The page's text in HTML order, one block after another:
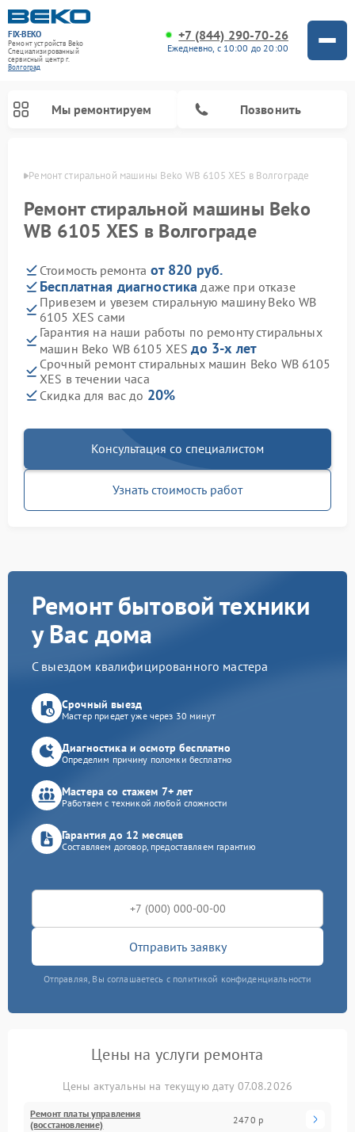
FIX-BEKO
Ремонт устройств Beko
Специализированный
cервисный центр г.
Волгоград
+7 (844) 290-70-26
Ежедневно, с 10:00 до 20:00
Мы ремонтируем Позвонить
Ремонт стиральной машины Beko WB 6105 XES в Волгограде
Ремонт стиральной машины Beko
WB 6105 XES в Волгограде
Стоимость ремонта от 820 руб.
Бесплатная диагностика даже при отказе
Привезем и увезем стиральную машину Beko WB
6105 XES сами
Гарантия на наши работы по ремонту стиральных
машин Beko WB 6105 XESдо 3-х лет
Срочный ремонт стиральных машин Beko WB 6105
XES в течении часа
Скидка для вас до 20%
Консультация со специалистом
Узнать стоимость работ
Ремонт бытовой техники
у Вас дома
С выездом квалифицированного мастера
Срочный выезд
Мастер приедет уже через 30 минут
Диагностика и осмотр бесплатно
Определим причину поломки бесплатно
Мастера со стажем 7+ лет
Работаем с техникой любой сложности
Гарантия до 12 месяцев
Составляем договор, предоставляем гарантию
Отправить заявку
Отправляя, Вы соглашаетесь с политикой конфиденциальности
Цены на услуги ремонта
Цены актуальны на текущую дату 07.08.2026
Ремонт платы управления
(восстановление)
2470 р